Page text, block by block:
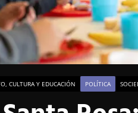
CULTURA Y EDUCACIÓN POLÍTICA